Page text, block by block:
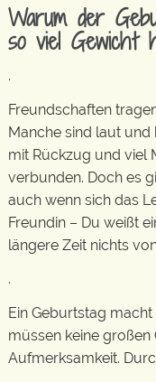
Warum der
so viel Gewicht
.
Freundschaften
Manche sind laut
mit Rückzug und viel
verbunden. Doch es
auch wenn sich das
Freundin – Du weißt
längere Zeit nichts
.
Ein Geburtstag
müssen keine großen
Aufmerksamkeit.